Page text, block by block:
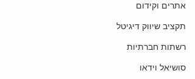
אתרים וקידום
תקציב שיווק דיגיטל
רשתות חברתיות
סושיאל וידאו